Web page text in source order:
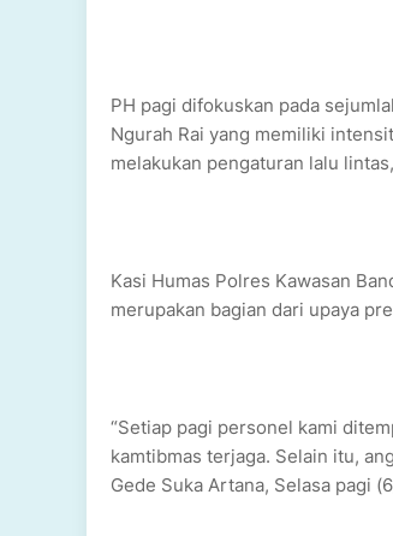
PH pagi difokuskan pada
Ngurah Rai yang memiliki
melakukan pengaturan lalu
Kasi Humas Polres Kawasan
merupakan bagian dari upaya
“Setiap pagi personel kami
kamtibmas terjaga. Selain itu,
Gede Suka Artana, Selasa pagi